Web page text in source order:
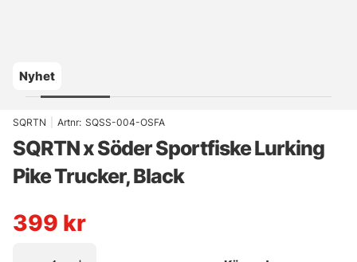
Nyhet
SQRTN Artnr: SQSS-004-OSFA
SQRTN x Söder Sportfiske Lurking
Pike Trucker, Black
399 kr